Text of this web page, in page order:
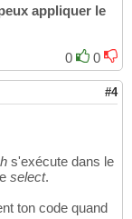
}))
appliquer le
0
0
#4
s'exécute dans le
select.
ton code quand